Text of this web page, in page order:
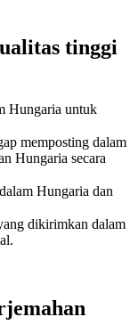
tinggi
Hungaria untuk
memposting dalam
Hungaria secara
Hungaria dan
dikirimkan dalam